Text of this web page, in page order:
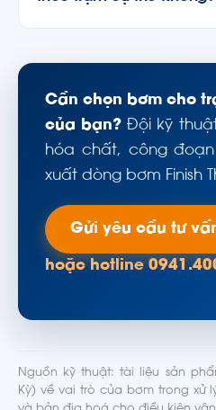
Cần chọn bơm cho
của bạn? Đội kỹ
hóa chất, công
xuất dòng bơm Finish
Gửi yêu cầu tư
hoặc hotline
Nguồn kỹ thuật: tài liệu sản
Kỳ) về vai trò của bơm trong xử